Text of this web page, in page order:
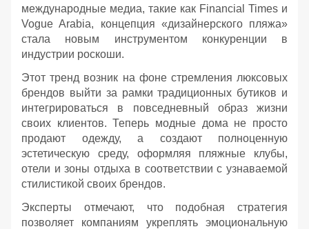
международные медиа, такие как Financial Times и
Vogue Arabia, концепция «дизайнерского пляжа»
стала новым инструментом конкуренции в
индустрии роскоши.
Этот тренд возник на фоне стремления люксовых
брендов выйти за рамки традиционных бутиков и
интегрироваться в повседневный образ жизни
своих клиентов. Теперь модные дома не просто
продают одежду, а создают полноценную
эстетическую среду, оформляя пляжные клубы,
отели и зоны отдыха в соответствии с узнаваемой
стилистикой своих брендов.
Эксперты отмечают, что подобная стратегия
позволяет компаниям укреплять эмоциональную